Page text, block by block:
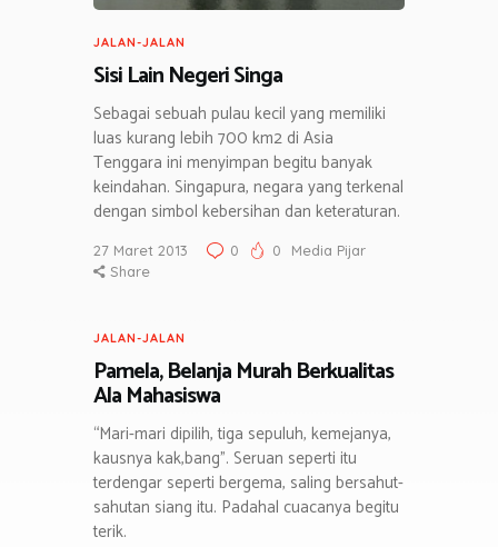
JALAN-JALAN
Sisi Lain Negeri Singa
Sebagai sebuah pulau kecil yang memiliki
luas kurang lebih 700 km2 di Asia
Tenggara ini menyimpan begitu banyak
keindahan. Singapura, negara yang terkenal
dengan simbol kebersihan dan keteraturan.
27 Maret 2013 0 0
Media Pijar
Share
JALAN-JALAN
Pamela, Belanja Murah Berkualitas
Ala Mahasiswa
“Mari-mari dipilih, tiga sepuluh, kemejanya,
kausnya kak,bang”. Seruan seperti itu
terdengar seperti bergema, saling bersahut-
sahutan siang itu. Padahal cuacanya begitu
terik.